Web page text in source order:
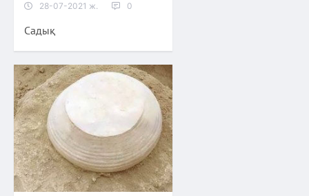
28-07-2021 ж. 0
Садық